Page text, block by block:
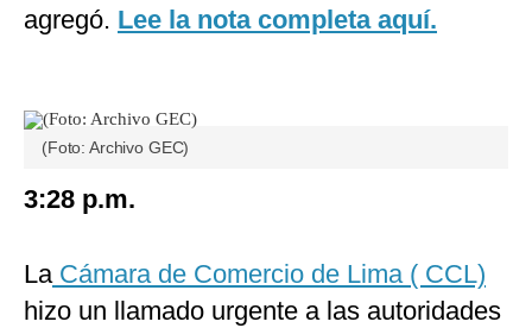
agregó. Lee la nota completa aquí.
(Foto: Archivo GEC)
3:28 p.m.
LaCámara de Comercio de Lima ( CCL)
hizo un llamado urgente a las autoridades